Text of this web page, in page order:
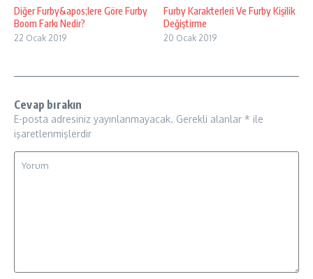
Diğer Furby&apos;lere Göre Furby
Boom Farkı Nedir?
22 Ocak 2019
Furby Karakterleri Ve Furby Kişilik
Değiştirme
20 Ocak 2019
Cevap bırakın
E-posta adresiniz yayınlanmayacak. Gerekli alanlar * ile
işaretlenmişlerdir